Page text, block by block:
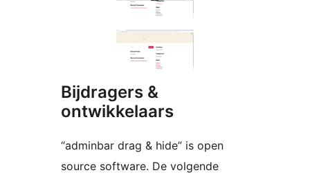
Bijdragers &
ontwikkelaars
“adminbar drag & hide” is open
source software. De volgende